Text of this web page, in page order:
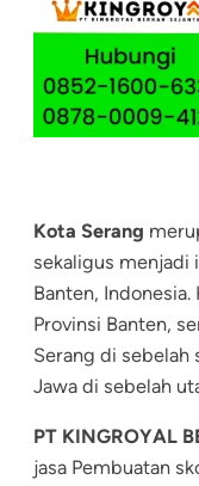
Kota Serang
sekaligus menjadi
Banten,
Provinsi Banten,
Serang di sebelah
Jawa di sebelah
PT KINGROYAL
jasa Pembuatan